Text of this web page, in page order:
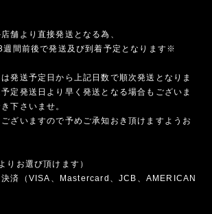
舗より直接発送となる為、
週間前後で発送及び到着予定となります※
発送予定日から上記日数で順次発送となりま
定発送日より早く発送となる場合もございま
下さいませ。
ざいますので予めご承知おき頂けますようお
りお選び頂けます）
決済（VISA、Mastercard、JCB、AMERICAN